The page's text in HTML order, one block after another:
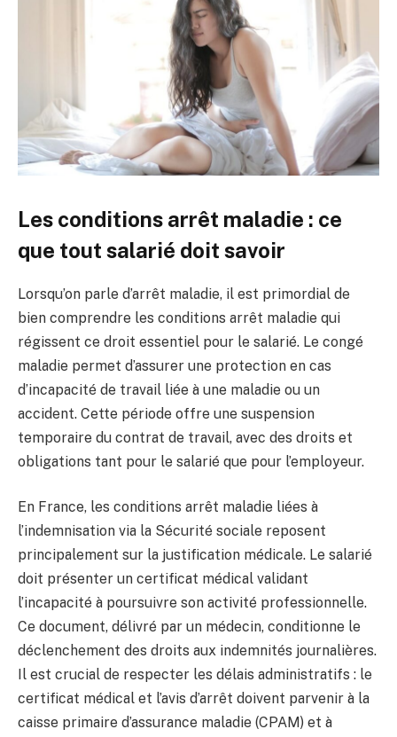
Les conditions arrêt maladie : ce
que tout salarié doit savoir
Lorsqu’on parle d’arrêt maladie, il est primordial de
bien comprendre les conditions arrêt maladie qui
régissent ce droit essentiel pour le salarié. Le congé
maladie permet d’assurer une protection en cas
d’incapacité de travail liée à une maladie ou un
accident. Cette période offre une suspension
temporaire du contrat de travail, avec des droits et
obligations tant pour le salarié que pour l’employeur.
En France, les conditions arrêt maladie liées à
l’indemnisation via la Sécurité sociale reposent
principalement sur la justification médicale. Le salarié
doit présenter un certificat médical validant
l’incapacité à poursuivre son activité professionnelle.
Ce document, délivré par un médecin, conditionne le
déclenchement des droits aux indemnités journalières.
Il est crucial de respecter les délais administratifs : le
certificat médical et l’avis d’arrêt doivent parvenir à la
caisse primaire d’assurance maladie (CPAM) et à